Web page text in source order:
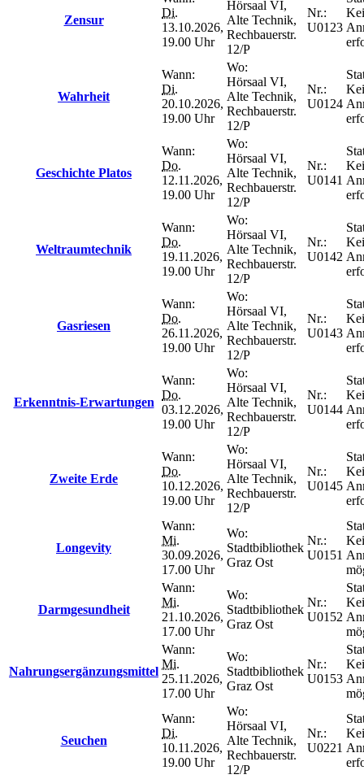
Zensur
Di.
13.10.2026,
19.00 Uhr
Hörsaal VI,
Alte Technik,
Rechbauerstr.
12/P
Nr.:
U0123
Wahrheit
Wann:
Di.
20.10.2026,
19.00 Uhr
Wo:
Hörsaal VI,
Alte Technik,
Rechbauerstr.
12/P
Nr.:
U0124
Geschichte Platos
Wann:
Do.
12.11.2026,
19.00 Uhr
Wo:
Hörsaal VI,
Alte Technik,
Rechbauerstr.
12/P
Nr.:
U0141
Weltraumtechnik
Wann:
Do.
19.11.2026,
19.00 Uhr
Wo:
Hörsaal VI,
Alte Technik,
Rechbauerstr.
12/P
Nr.:
U0142
Gasriesen
Wann:
Do.
26.11.2026,
19.00 Uhr
Wo:
Hörsaal VI,
Alte Technik,
Rechbauerstr.
12/P
Nr.:
U0143
Erkenntnis-Erwartungen
Wann:
Do.
03.12.2026,
19.00 Uhr
Wo:
Hörsaal VI,
Alte Technik,
Rechbauerstr.
12/P
Nr.:
U0144
Zweite Erde
Wann:
Do.
10.12.2026,
19.00 Uhr
Wo:
Hörsaal VI,
Alte Technik,
Rechbauerstr.
12/P
Nr.:
U0145
Longevity
Wann:
Mi.
30.09.2026,
17.00 Uhr
Wo:
Stadtbibliothek
Graz Ost
Nr.:
U0151
Darmgesundheit
Wann:
Mi.
21.10.2026,
17.00 Uhr
Wo:
Stadtbibliothek
Graz Ost
Nr.:
U0152
Nahrungsergänzungsmittel
Wann:
Mi.
25.11.2026,
17.00 Uhr
Wo:
Stadtbibliothek
Graz Ost
Nr.:
U0153
Seuchen
Wann:
Di.
10.11.2026,
19.00 Uhr
Wo:
Hörsaal VI,
Alte Technik,
Rechbauerstr.
12/P
Nr.:
U0221